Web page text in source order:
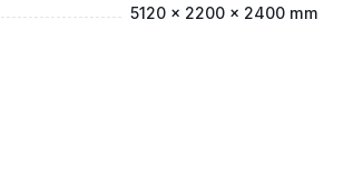
5120 x 2200 x 2400 mm